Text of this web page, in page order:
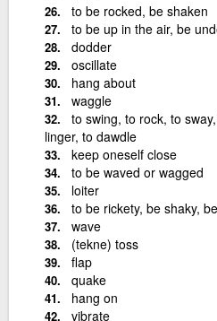
to be rocked, be shaken
to be up in the air, be
dodder
oscillate
hang about
waggle
to swing, to rock, to
linger, to dawdle
keep oneself close
to be waved or wagged
loiter
to be rickety, be shaky,
wave
(tekne) toss
flap
quake
hang on
vibrate